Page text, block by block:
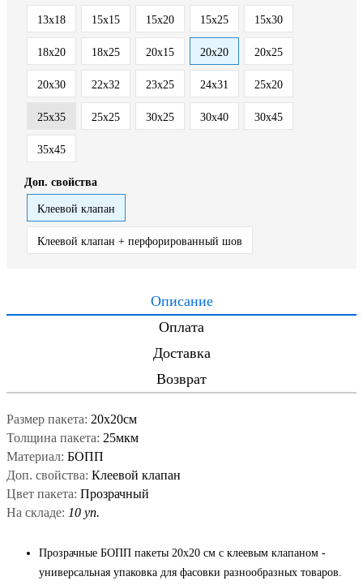
13x18 15x15 15x20 15x25 15x30
18x20 18x25 20x15 20x20 20x25
20x30 22x32 23x25 24x31 25x20
25x35 25х25 30x25 30x40 30x45
35x45
Доп. свойства
Клеевой клапан
Клеевой клапан + перфорированный шов
Описание
Оплата
Доставка
Возврат
Размер пакета: 20x20см
Толщина пакета: 25мкм
Материал: БОПП
Доп. свойства: Клеевой клапан
Цвет пакета: Прозрачный
На складе: 10 уп.
Прозрачные БОПП пакеты 20x20 см с клеевым клапаном -
универсальная упаковка для фасовки разнообразных товаров.